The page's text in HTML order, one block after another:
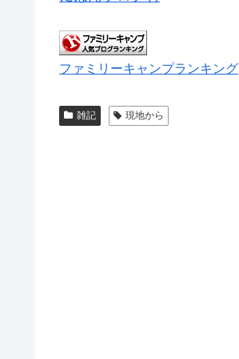
ファミリーキャンプランキング
雑記 現地から